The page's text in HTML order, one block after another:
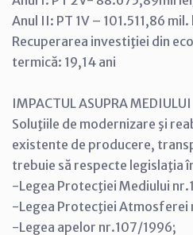
Anul II: PT 1V – 101.511,86
Recuperarea investiţiei din
termică: 19,14 ani
IMPACTUL ASUPRA MEDIULUI
Soluţiile de modernizare şi
existente de producere,
trebuie să respecte legislaţia
-Legea Protecţiei Mediului
-Legea Protecţiei Atmosferei
-Legea apelor nr.107/1996;